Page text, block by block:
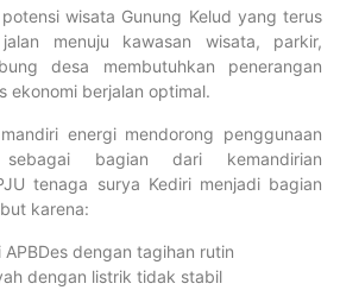
wisata Gunung Kelud yang terus
menuju kawasan wisata, parkir,
desa membutuhkan penerangan
ekonomi berjalan optimal.
energi mendorong penggunaan
bagian dari kemandirian
tenaga surya Kediri menjadi bagian
karena:
dengan tagihan rutin
dengan listrik tidak stabil